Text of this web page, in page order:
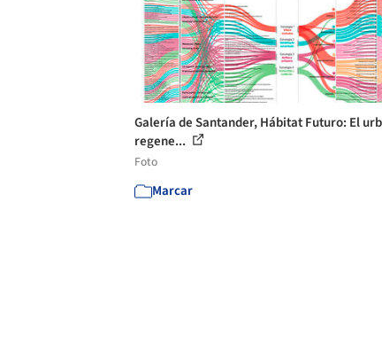
Galería de Santander, Hábitat Futuro: El
regene...
Foto
Marcar